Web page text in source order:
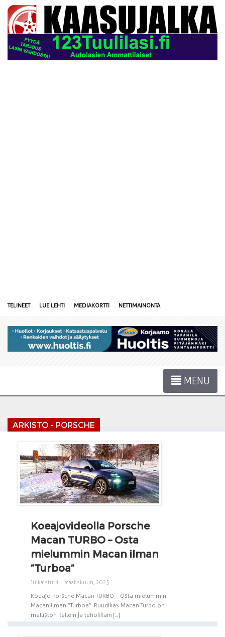
TELINEET LUE LEHTI MEDIAKORTTI NETTIMAINONTA
MENU
ARKISTO - PORSCHE
Koeajovideolla Porsche
Macan TURBO – Osta
mielummin Macan ilman
”Turboa”
Julkaistu: 11 maaliskuun, 2025
Koeajo Porsche Macan TURBO – Osta mielummin
Macan ilman ”Turboa”. Ruudikas Macan Turbo on
malliston kallein ja tehokkain [...]